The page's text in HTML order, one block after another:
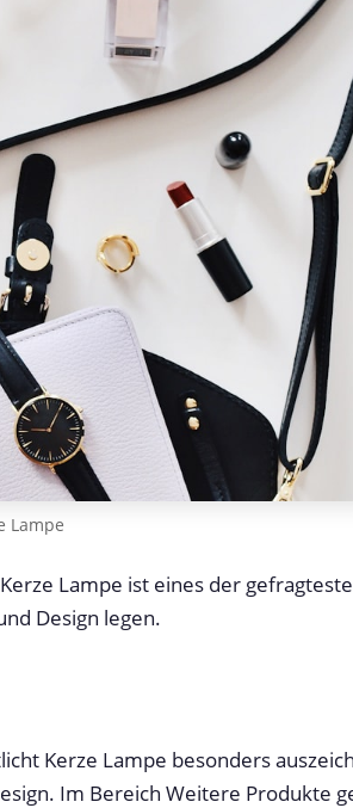
Lampe
Lampe ist eines der
Design legen.
Kerze Lampe besonders
Im Bereich Weitere Produkte